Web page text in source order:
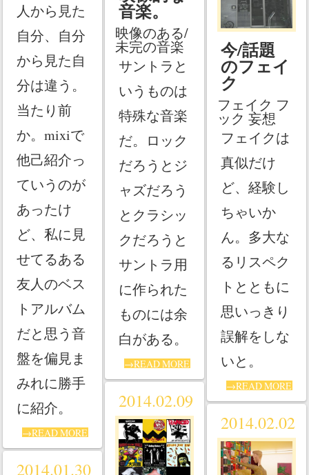
人から見た
自分、自分
から見た自
分は違う。
当たり前
か。mixiで
他己紹介っ
ていうのが
あったけ
ど、私に見
せてるある
友人のベス
トアルバム
だと思う音
盤を偏見ま
みれに勝手
に紹介。
→READ MORE
音楽。
映像のある/
未完の音楽
サントラと
いうものは
特殊な音楽
だ。ロック
だろうとジ
ャズだろう
とクラシッ
クだろうと
サントラ用
に作られた
ものには余
白がある。
→READ MORE
今/話題
のフェイ
ク
フェイク フ
ック 妄想
フェイクは
真似だけ
ど、経験し
ちゃいか
ん。多大な
るリスペク
トとともに
思いっきり
誤解をしな
いと。
→READ MORE
2014.02.09
2014.02.02
2014.01.30